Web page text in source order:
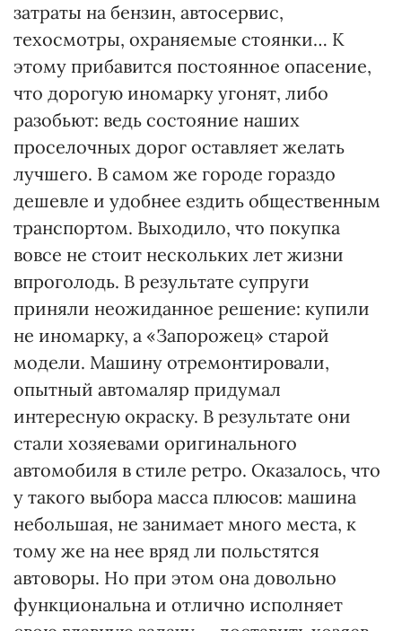
затраты на бензин, автосервис,
техосмотры, охраняемые стоянки… К
этому прибавится постоянное опасение,
что дорогую иномарку угонят, либо
разобьют: ведь состояние наших
проселочных дорог оставляет желать
лучшего. В самом же городе гораздо
дешевле и удобнее ездить общественным
транспортом. Выходило, что покупка
вовсе не стоит нескольких лет жизни
впроголодь. В результате супруги
приняли неожиданное решение: купили
не иномарку, а «Запорожец» старой
модели. Машину отремонтировали,
опытный автомаляр придумал
интересную окраску. В результате они
стали хозяевами оригинального
автомобиля в стиле ретро. Оказалось, что
у такого выбора масса плюсов: машина
небольшая, не занимает много места, к
тому же на нее вряд ли польстятся
автоворы. Но при этом она довольно
функциональна и отлично исполняет